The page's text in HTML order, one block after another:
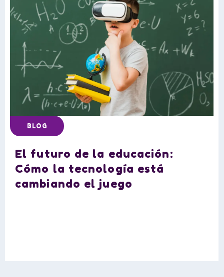
BLOG
El futuro de la educación:
Cómo la tecnología está
cambiando el juego